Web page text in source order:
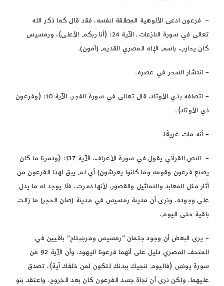
– فرعون ادعى الألوهية المطلقة لنفسه، فقد قال كما ذكر الله
تعالى في سورة النازعات، الآية 24: ﴿أنا ربكم الأعلى﴾، ورمسيس
كان يحارب باسم الإله المصري القديم (آمون).
– انتشار السحر في عصره.
– اتصافه بذي الأوتاد، قال تعالى في سورة الفجر، الآية 10: ﴿وفرعون
ذي الأوتاد﴾.
– أنه مات غريقًا.
– النص القرآني يقول في سورة الأعراف، الآية 137: ﴿ودمرنا ما كان
يصنع فرعون وقومه وما كانوا يعرشون) أي لم يبق لهذا الفرعون من
آثار مثل المعابد والتماثيل والقصور، لأنها دمرت، فلا يوجد له ما يدل
على وجوده، ونرى أن مدينة رمسيس في مدينة (صان الحجر) ما زالت
باقية حتى اليوم.
– يرى البعض أن وجود جثمان “رمسيس ومربنبتاح” باقيين في
المتحف المصري دليل على أنهما فرعونا اليهود، وأن الآية 92 من
سورة يونس ﴿فاليوم ننجيك ببدنك لتكون لمن خلفك آية﴾، تصدق
عليهما، ولكن نرى أن نجاة جسد الفرعون كان بعد الخروج، واعتقد بنو